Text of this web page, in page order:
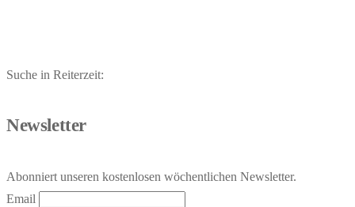
Suche in Reiterzeit:
Newsletter
Abonniert unseren kostenlosen wöchentlichen Newsletter.
Email